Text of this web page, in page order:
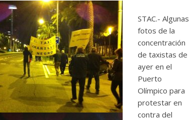
STAC.- Algunas
fotos de la
concentración
de taxistas de
ayer en el
Puerto
Olímpico para
protestar en
contra del